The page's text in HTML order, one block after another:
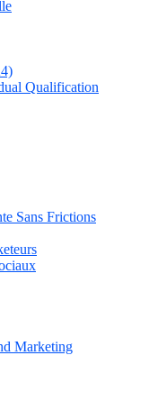
Qualification
Sans Frictions
Marketing